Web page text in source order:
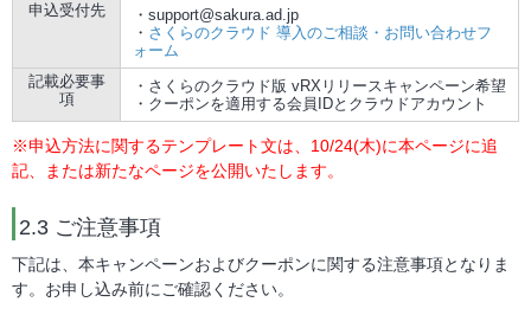
申込受付先
・support@sakura.ad.jp
・ さくらのクラウド 導入のご相談・お問い合わせフ
ォーム
記載必要事
項
・さくらのクラウド版 vRXリリースキャンペーン希望
・クーポンを適用する会員IDとクラウドアカウント
※申込方法に関するテンプレート文は、10/24(木)に本ページに追
記、または新たなページを公開いたします。
2.3 ご注意事項
下記は、本キャンペーンおよびクーポンに関する注意事項となりま
す。お申し込み前にご確認ください。